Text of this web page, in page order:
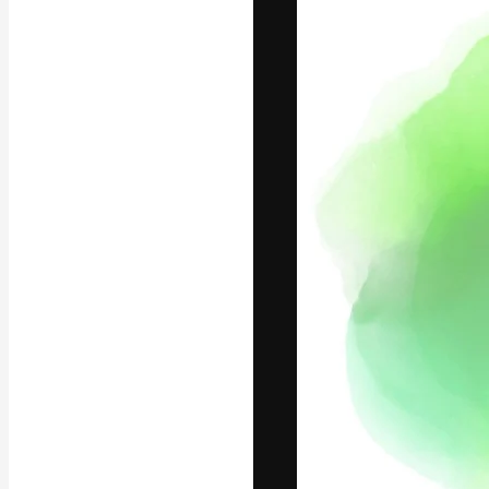
Platforma
najlepszych
Polski
Copyright © 2010-